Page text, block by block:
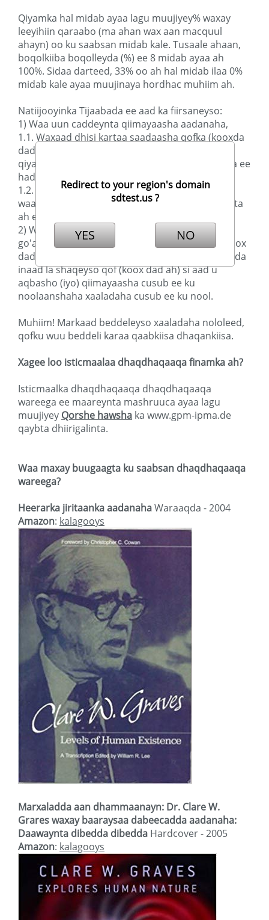
Qiyamka hal midab ayaa lagu muujiyey% waxay
leeyihiin qaraabo (ma ahan wax aan macquul
ahayn) oo ku saabsan midab kale. Tusaale ahaan,
boqolkiiba boqolleyda (%) ee 8 midab ayaa ah
100%. Sidaa darteed, 33% oo ah hal midab ilaa 0%
midab kale ayaa muujinaya hordhac muhiim ah.
Natiijooyinka Tijaabada ee aad ka fiirsaneyso:
1) Waa uun caddeynta qiimayaasha aadanaha,
1.1. Waxaad dhisi kartaa saadaasha qofka (kooxda
dadka) ee qofka (kooxda dadka) ee ku saleysan
qiyamkooda lagu dhawaaqay xaaladaha nolosha ee
hadda jira,
1.2. Saadaashaani waxay u baahan tahay is-
waafajin ku saabsan fiirsashada dhaqanka dhabta
ah ee qofka (koox dad ah),
2) Waxay kaa caawin karaan labadiinaba inaad
go'aansato dhaqankaaga ku wajahan qofkan (koox
dad ah) iyo inaad go'aansato u diyaarsanaantaada
inaad la shaqeyso qof (koox dad ah) si aad u
aqbasho (iyo) qiimayaasha cusub ee ku
noolaanshaha xaaladaha cusub ee ku nool.
Muhiim! Markaad beddeleyso xaaladaha nololeed,
qofku wuu beddeli karaa qaabkiisa dhaqankiisa.
Xagee loo isticmaalaa dhaqdhaqaaqa finamka ah?
Isticmaalka dhaqdhaqaaqa dhaqdhaqaaqa
wareega ee maareynta mashruuca ayaa lagu
muujiyey Qorshe hawsha ka www.gpm-ipma.de
qaybta dhiirigalinta.
Waa maxay buugaagta ku saabsan dhaqdhaqaaqa
wareega?
Heerarka jiritaanka aadanahaWaraaqda - 2004
Amazon: kalagooys
Marxaladda aan dhammaanayn: Dr. Clare W.
Grares waxay baaraysaa dabeecadda aadanaha:
Daawaynta dibedda dibedda Hardcover - 2005
Amazon: kalagooys
Redirect to your region's domain
sdtest.us ?
YES NO